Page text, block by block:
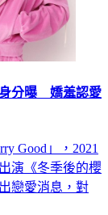
身分曝 嬌羞認愛
Good」，2021
演《冬季後的櫻
戀愛消息，對